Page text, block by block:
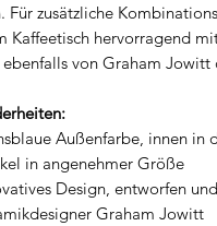
Für zusätzliche
Kaffeetisch hervorragend
von Graham Jowitt
Außenfarbe, innen in
in angenehmer Größe
Design, entworfen
Graham Jowitt